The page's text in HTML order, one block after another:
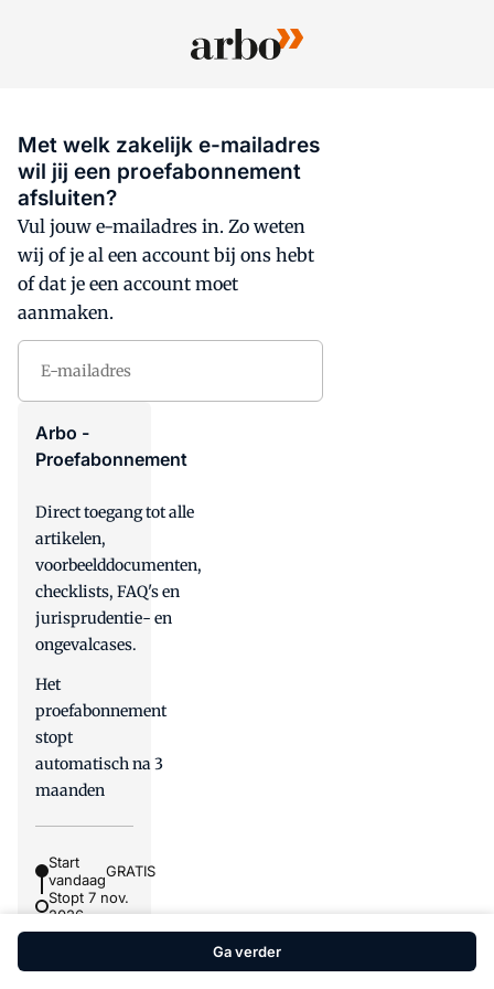
Met welk zakelijk e-mailadres
wil jij een proefabonnement
afsluiten?
Vul jouw e-mailadres in. Zo weten
wij of je al een account bij ons hebt
of dat je een account moet
aanmaken.
E-mailadres
Ga verder
Arbo -
Proefabonnement
Direct toegang tot alle
artikelen,
voorbeelddocumenten,
checklists, FAQ's en
jurisprudentie- en
ongevalcases.
Het
proefabonnement
stopt
automatisch na 3
maanden
Start
vandaagGRATIS
Stopt 7 nov.
2026